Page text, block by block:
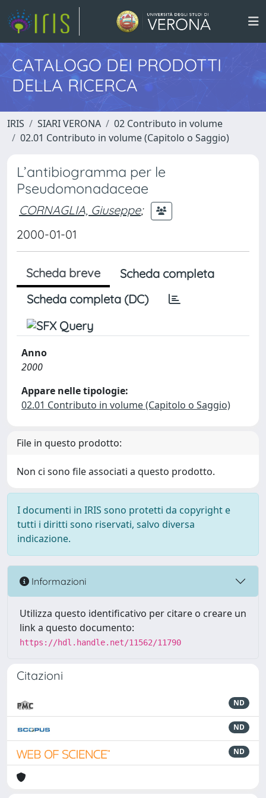
CATALOGO DEI PRODOTTI
DELLA RICERCA
IRIS SIARI VERONA
02 Contributo in volume
02.01 Contributo in volume (Capitolo o Saggio)
L’antibiogramma per le
Pseudomonadaceae
CORNAGLIA, Giuseppe;
2000-01-01
Scheda breve
Scheda completa
Scheda completa (DC)
Anno
2000
Appare nelle tipologie:
02.01 Contributo in volume (Capitolo o Saggio)
File in questo prodotto:
Non ci sono file associati a questo prodotto.
I documenti in IRIS sono protetti da copyright e
tutti i diritti sono riservati, salvo diversa
indicazione.
Informazioni
Utilizza questo identificativo per citare o creare un
link a questo documento:
https://hdl.handle.net/11562/11790
Citazioni
ND
ND
ND